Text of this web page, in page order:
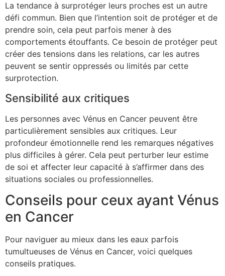
La tendance à surprotéger leurs proches est un autre
défi commun. Bien que l’intention soit de protéger et de
prendre soin, cela peut parfois mener à des
comportements étouffants. Ce besoin de protéger peut
créer des tensions dans les relations, car les autres
peuvent se sentir oppressés ou limités par cette
surprotection.
Sensibilité aux critiques
Les personnes avec Vénus en Cancer peuvent être
particulièrement sensibles aux critiques. Leur
profondeur émotionnelle rend les remarques négatives
plus difficiles à gérer. Cela peut perturber leur estime
de soi et affecter leur capacité à s’affirmer dans des
situations sociales ou professionnelles.
Conseils pour ceux ayant Vénus
en Cancer
Pour naviguer au mieux dans les eaux parfois
tumultueuses de Vénus en Cancer, voici quelques
conseils pratiques.